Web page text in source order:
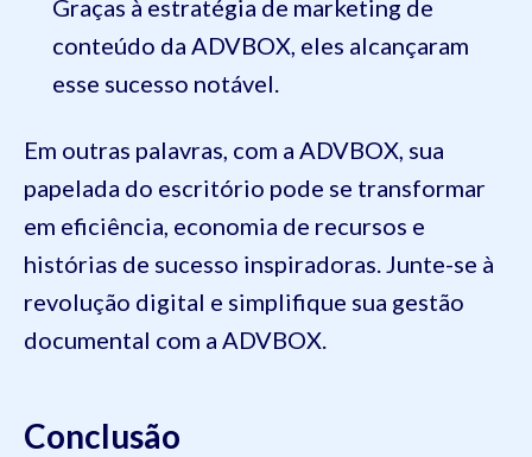
Graças à estratégia de marketing de
conteúdo da ADVBOX, eles alcançaram
esse sucesso notável.
Em outras palavras, com a ADVBOX, sua
papelada do escritório pode se transformar
em eficiência, economia de recursos e
histórias de sucesso inspiradoras. Junte-se à
revolução digital e simplifique sua gestão
documental com a ADVBOX.
Conclusão